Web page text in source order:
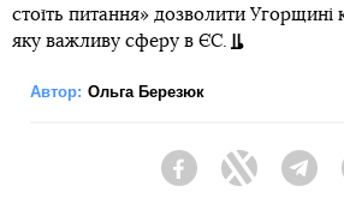
стоїть питання» дозволити
яку важливу сферу в ЄС.
Автор: Ольга Березюк
FacebookTwitter